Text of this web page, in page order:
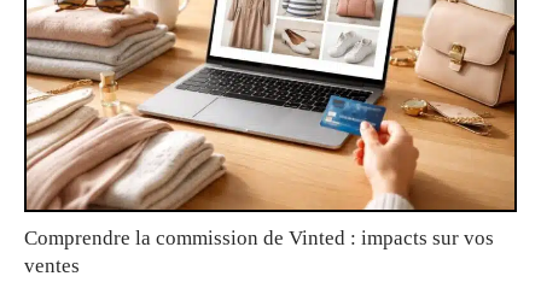
Comprendre la commission de Vinted : impacts sur vos
ventes